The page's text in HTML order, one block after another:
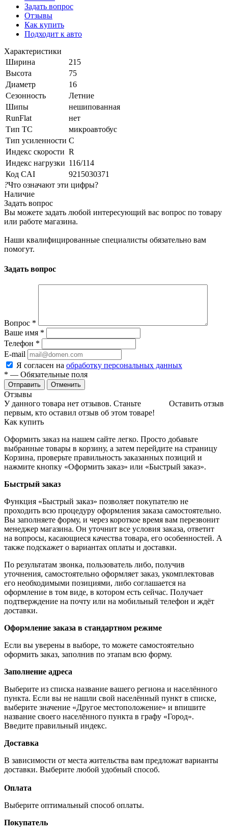
Задать вопрос
Отзывы
Как купить
Подходит к авто
Характеристики
Ширина
215
Высота
75
Диаметр
16
Сезонность
Летние
Шипы
нешипованная
RunFlat
нет
Тип ТС
микроавтобус
Тип усиленности С
Индекс скорости R
Индекс нагрузки 116/114
Код CAI
9215030371
?Что означают эти цифры?
Наличие
Задать вопрос
Вы можете задать любой интересующий вас вопрос по товару
или работе магазина.
Наши квалифицированные специалисты обязательно вам
помогут.
Задать вопрос
Вопрос *
Ваше имя *
Телефон *
E-mail
Я согласен на обработку персональных данных
* — Обязательные поля
Отменить
Отзывы
Оставить отзыв
У данного товара нет отзывов. Станьте
первым, кто оставил отзыв об этом товаре!
Как купить
Оформить заказ на нашем сайте легко. Просто добавьте
выбранные товары в корзину, а затем перейдите на страницу
Корзина, проверьте правильность заказанных позиций и
нажмите кнопку «Оформить заказ» или «Быстрый заказ».
Быстрый заказ
Функция «Быстрый заказ» позволяет покупателю не
проходить всю процедуру оформления заказа самостоятельно.
Вы заполняете форму, и через короткое время вам перезвонит
менеджер магазина. Он уточнит все условия заказа, ответит
на вопросы, касающиеся качества товара, его особенностей. А
также подскажет о вариантах оплаты и доставки.
По результатам звонка, пользователь либо, получив
уточнения, самостоятельно оформляет заказ, укомплектовав
его необходимыми позициями, либо соглашается на
оформление в том виде, в котором есть сейчас. Получает
подтверждение на почту или на мобильный телефон и ждёт
доставки.
Оформление заказа в стандартном режиме
Если вы уверены в выборе, то можете самостоятельно
оформить заказ, заполнив по этапам всю форму.
Заполнение адреса
Выберите из списка название вашего региона и населённого
пункта. Если вы не нашли свой населённый пункт в списке,
выберите значение «Другое местоположение» и впишите
название своего населённого пункта в графу «Город».
Введите правильный индекс.
Доставка
В зависимости от места жительства вам предложат варианты
доставки. Выберите любой удобный способ.
Оплата
Выберите оптимальный способ оплаты.
Покупатель